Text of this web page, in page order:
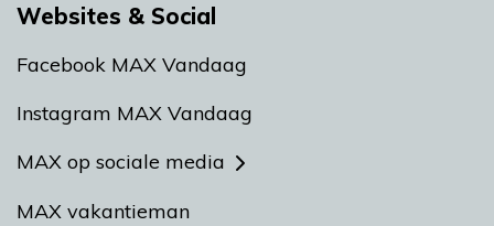
Websites & Social
Facebook MAX Vandaag
Instagram MAX Vandaag
MAX op sociale media
MAX vakantieman